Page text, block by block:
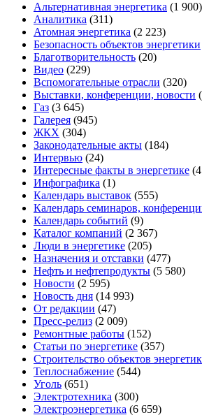
Альтернативная энергетика (1 900)
Аналитика (311)
Атомная энергетика (2 223)
Безопасность объектов энергетики
Благотворительность (20)
Видео (229)
Вспомогательные отрасли (320)
Выставки, конференции, новости
Газ (3 645)
Галерея (945)
ЖКХ (304)
Законодательные акты (184)
Интервью (24)
Интересные факты в энергетике
Инфографика (1)
Календарь выставок (555)
Календарь семинаров,
Календарь событий (9)
Каталог компаний (2 367)
Люди в энергетике (205)
Назначения и отставки (477)
Нефть и нефтепродукты (5 580)
Новости (2 595)
Новость дня (14 993)
От редакции (47)
Пресс-релиз (2 009)
Ремонтные работы (152)
Статьи по энергетике (357)
Строительство объектов
Теплоснабжение (544)
Уголь (651)
Электротехника (300)
Электроэнергетика (6 659)